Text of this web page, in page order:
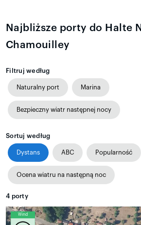
Najbliższe porty do Halte
Chamouilley
Filtruj według
Naturalny port Marina
Bezpieczny wiatr następnej nocy
Sortuj według
Dystans ABC Popularność
Ocena wiatru na następną noc
4 porty
Wind